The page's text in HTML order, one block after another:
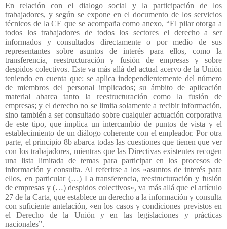
En relación con el dialogo social y la participación de los
trabajadores, y según se expone en el documento de los servicios
técnicos de la CE que se acompaña como anexo, “El pilar otorga a
todos los trabajadores de todos los sectores el derecho a ser
informados y consultados directamente o por medio de sus
representantes sobre asuntos de interés para ellos, como la
transferencia, reestructuración y fusión de empresas y sobre
despidos colectivos. Este va más allá del actual acervo de la Unión
teniendo en cuenta que: se aplica independientemente del número
de miembros del personal implicados; su ámbito de aplicación
material abarca tanto la reestructuración como la fusión de
empresas; y el derecho no se limita solamente a recibir información,
sino también a ser consultado sobre cualquier actuación corporativa
de este tipo, que implica un intercambio de puntos de vista y el
establecimiento de un diálogo coherente con el empleador. Por otra
parte, el principio 8b abarca todas las cuestiones que tienen que ver
con los trabajadores, mientras que las Directivas existentes recogen
una lista limitada de temas para participar en los procesos de
información y consulta. Al referirse a los «asuntos de interés para
ellos, en particular (…) La transferencia, reestructuración y fusión
de empresas y (…) despidos colectivos», va más allá que el artículo
27 de la Carta, que establece un derecho a la información y consulta
con suficiente antelación, «en los casos y condiciones previstos en
el Derecho de la Unión y en las legislaciones y prácticas
nacionales”.